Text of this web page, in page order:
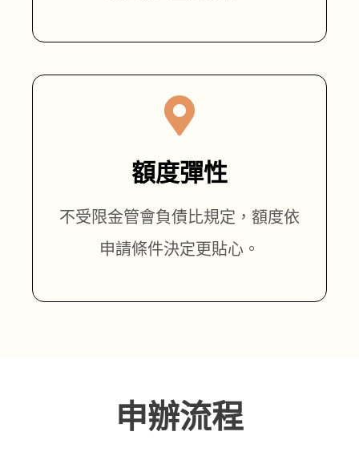
額度彈性
不受限金管會負債比規定，額度依
申請條件決定更貼心。
申辦流程